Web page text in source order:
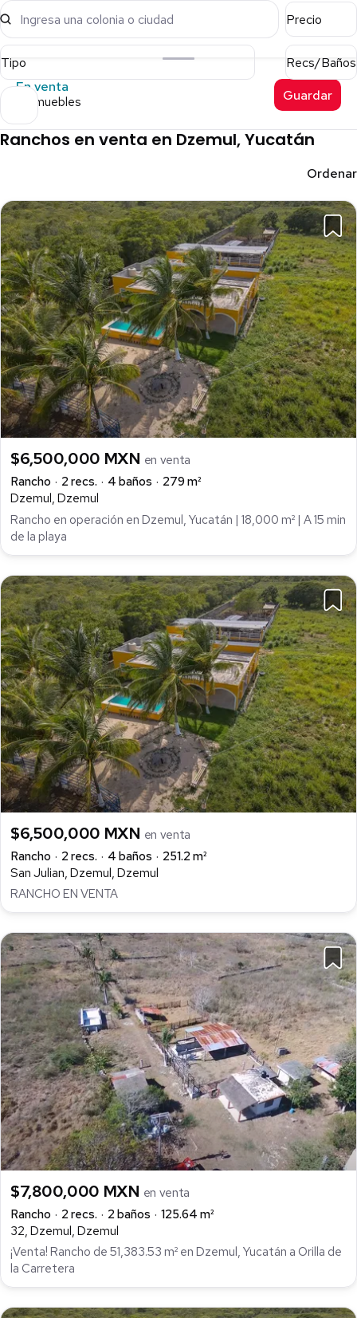
Ingresa una colonia o ciudad Precio
Tipo
Recs/Baños
En venta
5 inmuebles Guardar
Ranchos en venta en Dzemul, Yucatán
Ordenar
$6,500,000 MXN en venta
Rancho
2 recs. 4 baños
279 m²
Dzemul, Dzemul
Rancho en operación en Dzemul, Yucatán | 18,000 m² | A 15 min
de la playa
$6,500,000 MXN en venta
Rancho
2 recs. 4 baños
251.2 m²
San Julian, Dzemul, Dzemul
RANCHO EN VENTA
$7,800,000 MXN en venta
Rancho
2 recs. 2 baños
125.64 m²
32, Dzemul, Dzemul
¡Venta! Rancho de 51,383.53 m² en Dzemul, Yucatán a Orilla de
la Carretera